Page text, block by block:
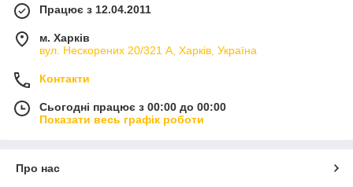
Працює з 12.04.2011
м. Харків
вул. Нескорених 20/321 А, Харків, Україна
Контакти
Сьогодні працює з 00:00 до 00:00
Показати весь графік роботи
Про нас